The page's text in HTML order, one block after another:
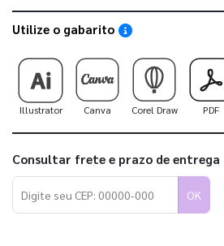
Utilize o gabarito Saiba como utilizar
Illustrator Canva Corel Draw PDF
Consultar frete e prazo de entrega
OK